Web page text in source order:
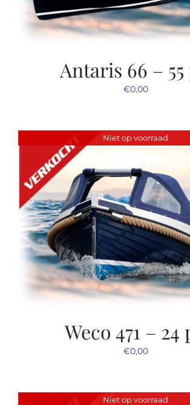
Antaris 66 –
€0,00
Niet op voorraad
Weco 471 – 24
€0,00
Niet op voorraad